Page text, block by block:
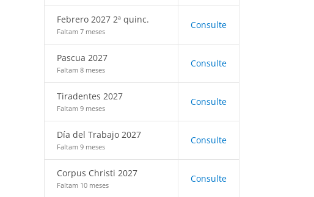
Febrero 2027 2ª quinc.
Faltam 7 meses
Consulte
Pascua 2027
Faltam 8 meses
Consulte
Tiradentes 2027
Faltam 9 meses
Consulte
Día del Trabajo 2027
Faltam 9 meses
Consulte
Corpus Christi 2027
Faltam 10 meses
Consulte